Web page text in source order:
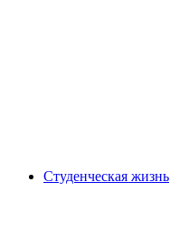
Студенческая жизнь